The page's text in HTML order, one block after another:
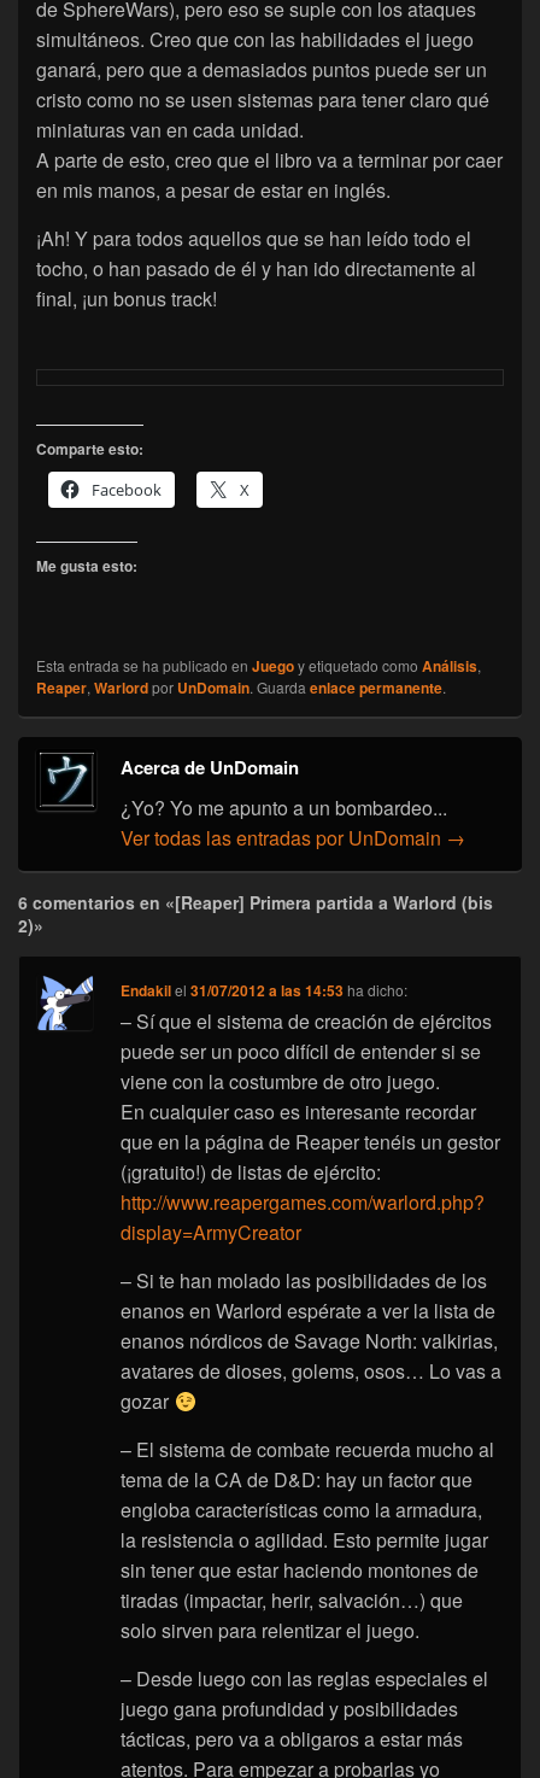
de SphereWars), pero eso se suple con los ataques
simultáneos. Creo que con las habilidades el juego
ganará, pero que a demasiados puntos puede ser un
cristo como no se usen sistemas para tener claro qué
miniaturas van en cada unidad.
A parte de esto, creo que el libro va a terminar por caer
en mis manos, a pesar de estar en inglés.
¡Ah! Y para todos aquellos que se han leído todo el
tocho, o han pasado de él y han ido directamente al
final, ¡un bonus track!
Comparte esto:
Facebook
X
Me gusta esto:
Esta entrada se ha publicado en Juegoy etiquetado como Análisis,
Reaper,Warlordpor UnDomain. Guardaenlace permanente.
Acerca de UnDomain
¿Yo? Yo me apunto a un bombardeo...
Ver todas las entradas por UnDomain →
6 comentarios en «[Reaper] Primera partida a Warlord (bis
2)»
Endakilel31/07/2012 a las 14:53 ha dicho:
– Sí que el sistema de creación de ejércitos
puede ser un poco difícil de entender si se
viene con la costumbre de otro juego.
En cualquier caso es interesante recordar
que en la página de Reaper tenéis un gestor
(¡gratuito!) de listas de ejército:
http://www.reapergames.com/warlord.php?
display=ArmyCreator
– Si te han molado las posibilidades de los
enanos en Warlord espérate a ver la lista de
enanos nórdicos de Savage North: valkirias,
avatares de dioses, golems, osos… Lo vas a
gozar
– El sistema de combate recuerda mucho al
tema de la CA de D&D: hay un factor que
engloba características como la armadura,
la resistencia o agilidad. Esto permite jugar
sin tener que estar haciendo montones de
tiradas (impactar, herir, salvación…) que
solo sirven para relentizar el juego.
– Desde luego con las reglas especiales el
juego gana profundidad y posibilidades
tácticas, pero va a obligaros a estar más
atentos. Para empezar a probarlas yo